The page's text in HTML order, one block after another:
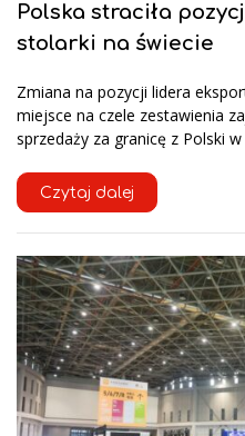
Polska straciła
stolarki na świecie
Zmiana na pozycji lidera
miejsce na czele zestawienia
sprzedaży za granicę z Polski
Czytaj dalej